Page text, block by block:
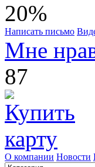
20%
Написать письмо
Мне
87
О компании Новости